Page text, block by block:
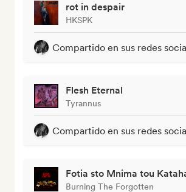
rot in despair
HKSPK
Compartido en sus redes
Flesh Eternal
Tyrannus
Compartido en sus redes
Fotia sto Mnima tou
Burning The Forgotten